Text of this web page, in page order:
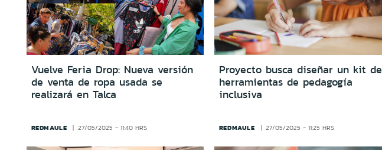
Vuelve Feria Drop: Nueva versión
de venta de ropa usada se
realizará en Talca
REDMAULE 27/05/2025 - 11:40 HRS
Proyecto busca diseñar un kit de
herramientas de pedagogía
inclusiva
REDMAULE 27/05/2025 - 11:25 HRS